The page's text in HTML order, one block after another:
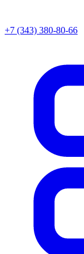
+7 (343) 380-80-66